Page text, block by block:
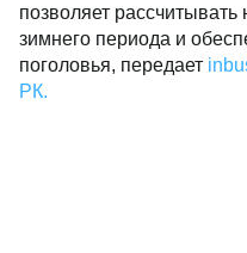
позволяет
зимнего периода и
поголовья, передает
РК.